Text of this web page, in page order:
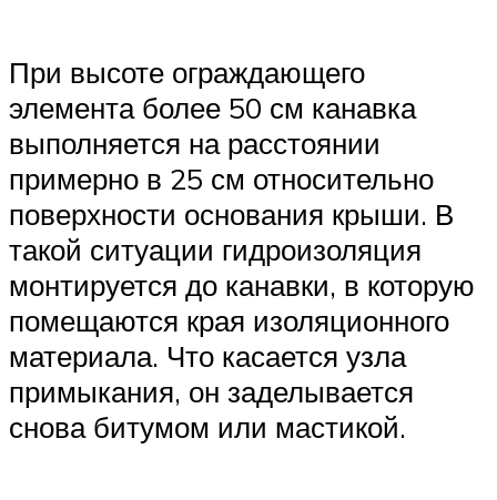
При высоте ограждающего
элемента более 50 см канавка
выполняется на расстоянии
примерно в 25 см относительно
поверхности основания крыши. В
такой ситуации гидроизоляция
монтируется до канавки, в которую
помещаются края изоляционного
материала. Что касается узла
примыкания, он заделывается
снова битумом или мастикой.